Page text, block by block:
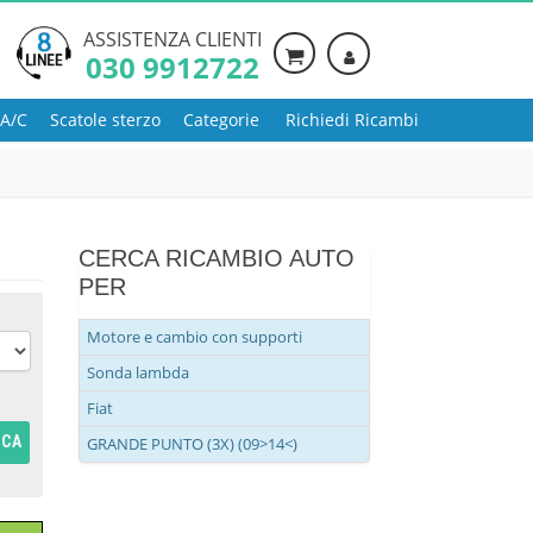
ASSISTENZA CLIENTI
030 9912722
C Scatole sterzo Categorie Richiedi Ricambi
CERCA RICAMBIO AUTO
PER
Motore e cambio con supporti
Sonda lambda
Fiat
GRANDE PUNTO (3X) (09>14<)